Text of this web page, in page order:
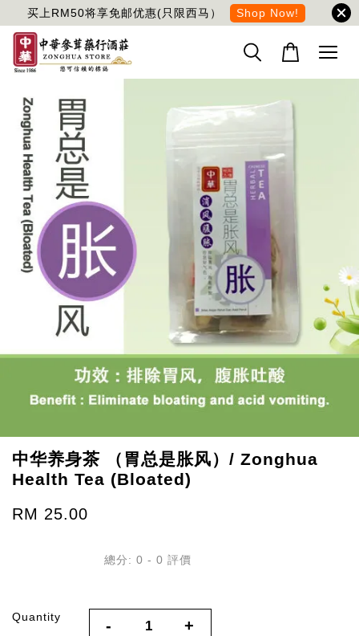
买上RM50将享免邮优惠(只限西马） Shop Now!
中华养身茶 （胃总是胀风）/ Zonghua
Health Tea (Bloated)
RM 25.00
總分: 0 - 0 評價
Quantity - +